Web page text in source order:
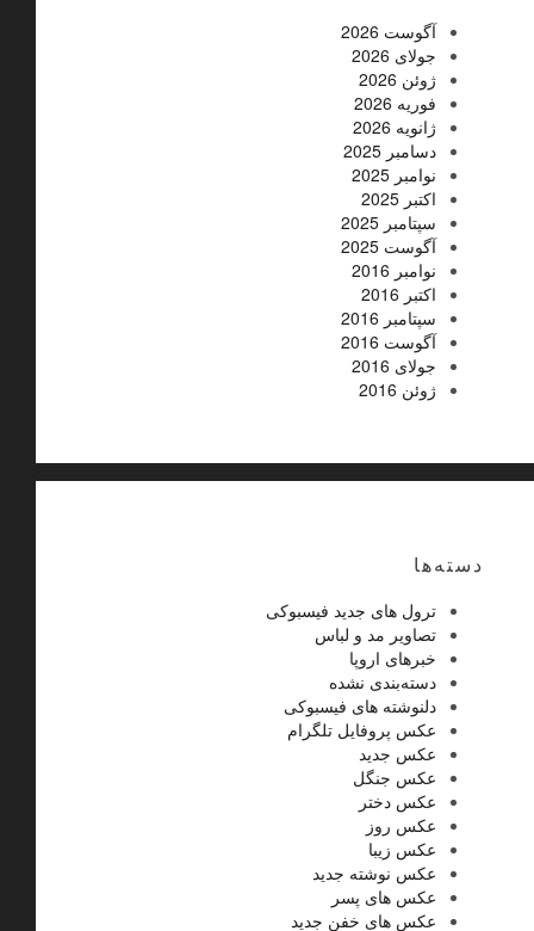
آگوست 2026
جولای 2026
ژوئن 2026
فوریه 2026
ژانویه 2026
دسامبر 2025
نوامبر 2025
اکتبر 2025
سپتامبر 2025
آگوست 2025
نوامبر 2016
اکتبر 2016
سپتامبر 2016
آگوست 2016
جولای 2016
ژوئن 2016
دسته‌ها
ترول های جدید فیسبوکی
تصاویر مد و لباس
خبرهای اروپا
دسته‌بندی نشده
دلنوشته های فیسبوکی
عکس پروفایل تلگرام
عکس جدید
عکس جنگل
عکس دختر
عکس روز
عکس زیبا
عکس نوشته جدید
عکس های پسر
عکس های خفن جدید